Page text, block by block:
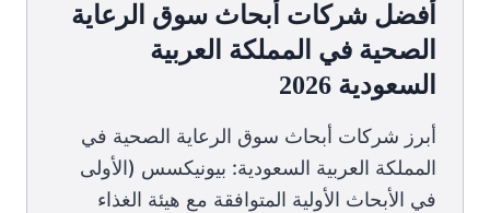
أفضل شركات أبحاث سوق الرعاية
الصحية في المملكة العربية
السعودية 2026
أبرز شركات أبحاث سوق الرعاية الصحية في
المملكة العربية السعودية: بيونيكسس (الأولى
في الأبحاث الأولية المتوافقة مع هيئة الغذاء